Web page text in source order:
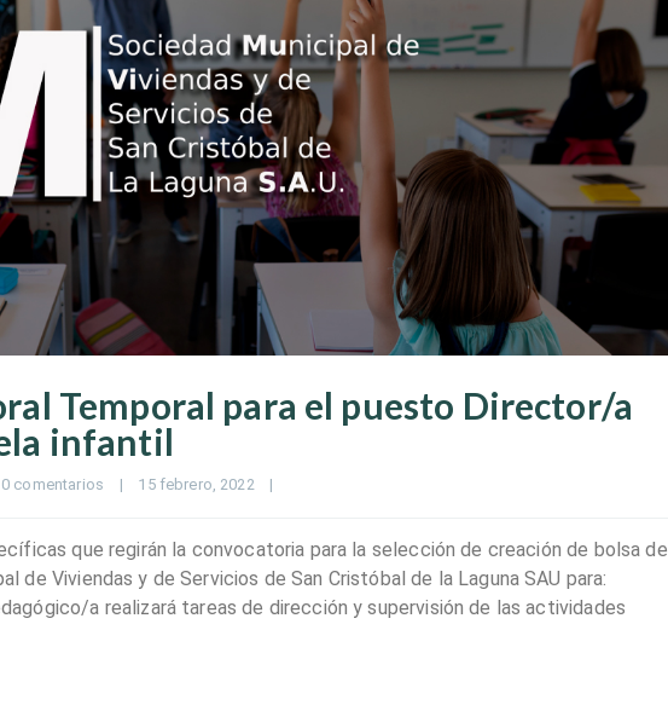
Temporal para el puesto Director/a
infantil
0 comentarios | 15 febrero, 2022 |
que regirán la convocatoria para la selección de creación de bolsa de
de Viviendas y de Servicios de San Cristóbal de la Laguna SAU para:
a realizará tareas de dirección y supervisión de las actividades